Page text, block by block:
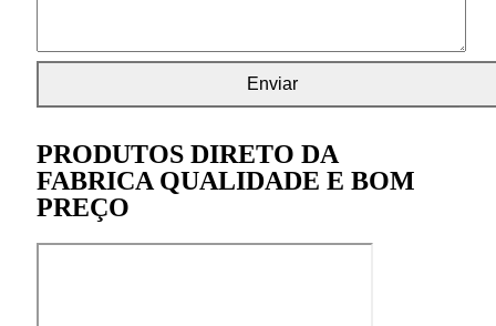
PRODUTOS DIRETO DA
FABRICA QUALIDADE E BOM
PREÇO